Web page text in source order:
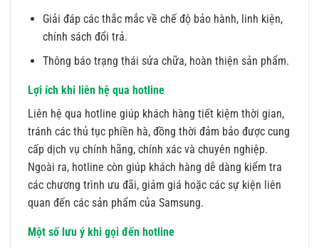
Giải đáp các thắc mắc về chế độ bảo hành, linh kiện,
chính sách đổi trả.
Thông báo trạng thái sửa chữa, hoàn thiện sản phẩm.
Lợi ích khi liên hệ qua hotline
Liên hệ qua hotline giúp khách hàng tiết kiệm thời gian,
tránh các thủ tục phiền hà, đồng thời đảm bảo được cung
cấp dịch vụ chính hãng, chính xác và chuyên nghiệp.
Ngoài ra, hotline còn giúp khách hàng dễ dàng kiểm tra
các chương trình ưu đãi, giảm giá hoặc các sự kiện liên
quan đến các sản phẩm của Samsung.
Một số lưu ý khi gọi đến hotline